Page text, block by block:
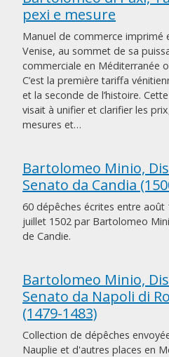
pexi e mesure
Manuel de commerce imprimé
Venise, au sommet de sa
commerciale en Méditerranée
C’est la première tariffa
et la seconde de l’histoire.
visait à unifier et clarifier les
mesures et…
Bartolomeo Minio,
Senato da Candia
60 dépêches écrites entre août
juillet 1502 par Bartolomeo
de Candie.
Bartolomeo Minio,
Senato da Napoli di
(1479-1483)
Collection de dépêches
Nauplie et d'autres places en